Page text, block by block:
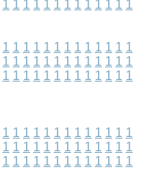
1 1 1 1 1 1 1 1 1 1 1 1 1
1 1 1 1 1 1 1 1 1 1 1 1 1
1 1 1 1 1 1 1 1 1 1 1 1 1
1 1 1 1 1 1 1 1 1 1 1 1 1
1 1 1 1 1 1 1 1 1 1 1 1 1
1 1 1 1 1 1 1 1 1 1 1 1 1
1 1 1 1 1 1 1 1 1 1 1 1 1